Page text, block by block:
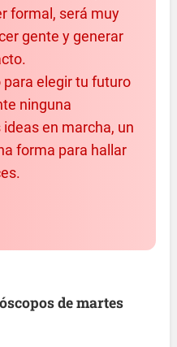
formal, será muy
gente y generar
elegir tu futuro
ninguna
en marcha, un
forma para hallar
de martes